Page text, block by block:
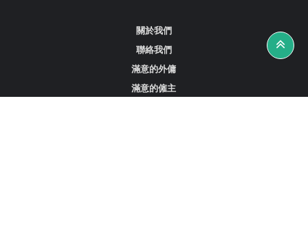
關於我們
聯絡我們
滿意的外傭
滿意的僱主